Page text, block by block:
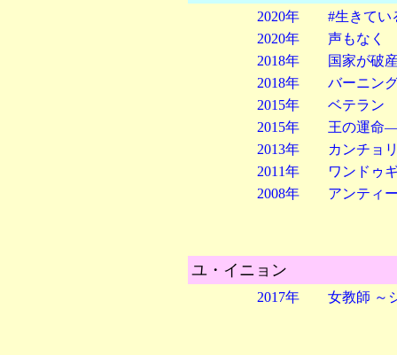
2020年 #生きてい
2020年 声もなく
2018年 国家が破産
2018年 バーニン
2015年 ベテラン
2015年 王の運命―
2013年 カンチョ
2011年 ワンドゥ
2008年 アンティ
ユ・イニョン
2017年 女教師 ～